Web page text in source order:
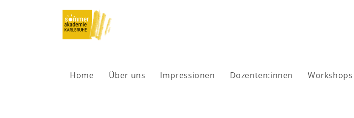
Home Über uns Impressionen Dozenten:innen Workshops